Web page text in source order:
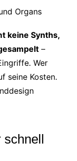
Organs
keine Synths,
–
Wer
seine Kosten.
schnell